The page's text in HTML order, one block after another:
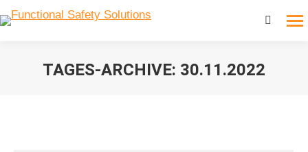
Search:
TAGES-ARCHIVE: 30.11.2022